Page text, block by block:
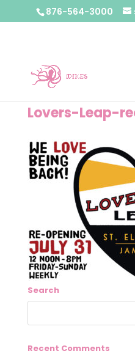
876-564-3000
Lovers-Leap-
Search
Recent Comments